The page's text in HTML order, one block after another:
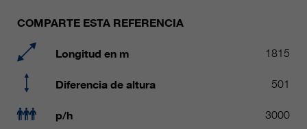
COMPARTE ESTA REFERENCIA
Longitud en m 1815
Diferencia de altura 501
p/h 3000
fin
Usado para proteger contra el
duración
Jahren und 6 Monaten oder noch